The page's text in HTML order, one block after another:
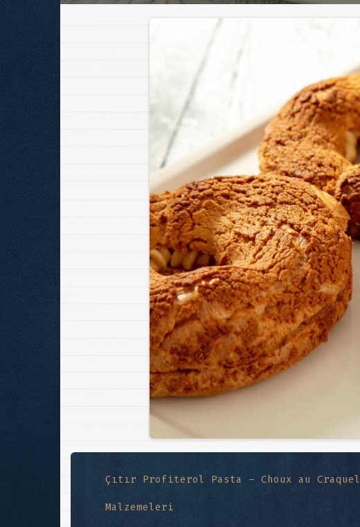
Çıtır Profiterol Pasta – Choux au
Malzemeleri